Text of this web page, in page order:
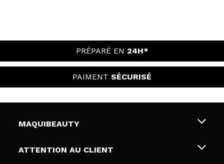
PRÉPARÉ EN 24H*
PAIMENT SÉCURISÉ
MAQUIBEAUTY
Qui sommes nous
ATTENTION AU CLIENT